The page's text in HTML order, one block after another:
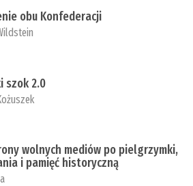
obu Konfederacji
szok 2.0
wolnych mediów po pielgrzymki,
i pamięć historyczną